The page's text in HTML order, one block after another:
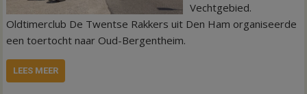
Vechtgebied.
Oldtimerclub De Twentse Rakkers uit Den Ham organiseerde
een toertocht naar Oud-Bergentheim.
LEES MEER